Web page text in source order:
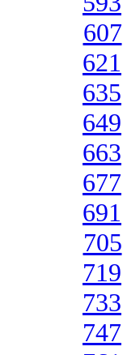
607
621
635
649
663
677
691
705
719
733
747